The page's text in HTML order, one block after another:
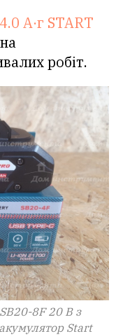
А·г START
робіт.
8F 20 В з
Start